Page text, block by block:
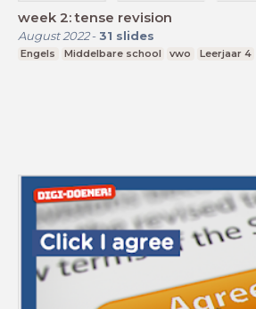
week 2: tense revision
August 2022- 31 slides
Engels Middelbare school vwo Leerjaar 4